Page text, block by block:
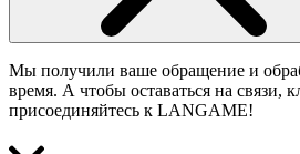
Мы получили ваше обращение и
время. А чтобы оставаться на связи,
присоединяйтесь к LANGAME!